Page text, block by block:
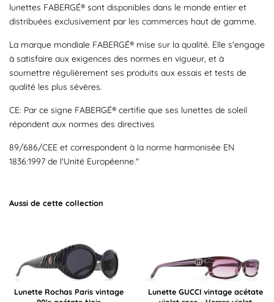
lunettes FABERGÉ® sont disponibles dans le monde entier et
distribuées exclusivement par les commerces haut de gamme.
La marque mondiale FABERGÉ® mise sur la qualité. Elle s'engage
à satisfaire aux exigences des normes en vigueur, et à
soumettre régulièrement ses produits aux essais et tests de
qualité les plus sévères.
CE: Par ce signe FABERGÉ® certifie que ses lunettes de soleil
répondent aux normes des directives
89/686/CEE et correspondent à la norme harmonisée EN
1836:1997 de l'Unité Européenne."
Aussi de cette collection
Lunette Rochas Paris vintage
Lunette GUCCI vintage acétate